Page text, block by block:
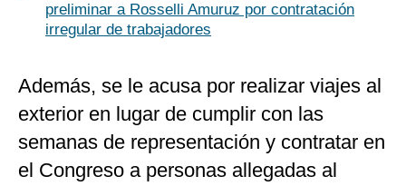
preliminar a Rosselli Amuruz por contratación
irregular de trabajadores
Además, se le acusa por realizar viajes al
exterior en lugar de cumplir con las
semanas de representación y contratar en
el Congreso a personas allegadas al